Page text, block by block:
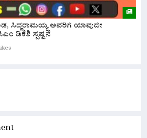
ಸಿದ್ದರಾಮಯ್ಯ ಅವರಿಗೆ ಯಾವುದೇ
ಡಿಕೆಶಿ ಸ್ಪಷ್ಟನೆ